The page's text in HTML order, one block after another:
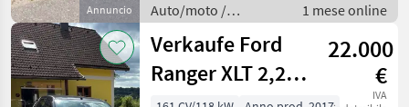
Annuncio
Auto/moto /
Fuoristrada
1 mese online
Verkaufe Ford
Ranger XLT 2,2
22.000
€
IVA